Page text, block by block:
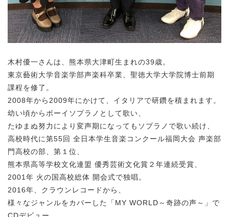
木村優一さんは、熊本県大津町生まれの39歳。
東京藝術大学音楽学部声楽科卒業、聖徳大学大学院博士前期
課程を修了。
2008年から2009年にかけて、イタリアで研鑽を積まれます。
幼い頃からボーイソプラノとして歌い、
たゆまぬ努力により変声期になってもソプラノで歌い続け、
高校時代に第55回 全日本学生音楽コンクール福岡大会 声楽部
門高校の部、第１位、
熊本県高等学校文化連盟 優秀芸術文化賞２年連続受賞、
2001年 火の国高校総体 開会式で独唱。
2016年、クラウンレコードから、
様々なジャンルをカバーした「MY WORLD～奇跡の声～」で